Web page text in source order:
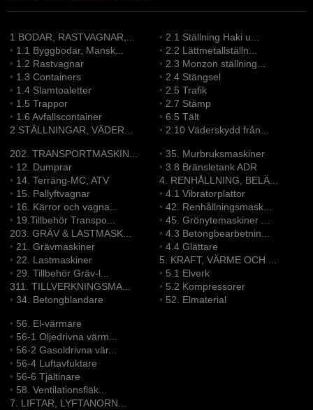
1 BODAR, RASTVAGNAR,...
• 1.1 Byggbodar, Mansk...
• 1.2 Rastvagnar
• 1.3 Containers
• 1.4 Slamtoaletter
• 1.5 Trappor
• 1.6 Avfallscontainer
2 STÄLLNINGAR, VÄDER...
• 2.1 Ställning Haki u...
• 2.2 Lättmetallställn...
• 2.3 Monzon ställning...
• 2.4 Stängsel
• 2.5 Trafik
• 2.7 Stämp
•6.5 Tält
• 2.10 Väderskydd från...
202. TRANSPORTMASKIN...
• 12. Dumprar
• 14. Terräng-MC, ATV
• 15. Pallyftvagnar
• 16. Kärror och vagna...
• 19.Tillbehör Transpo...
203. GRÄV & LASTMASK...
• 21. Grävmaskiner
• 22. Lastmaskiner
• 29. Tillbehör Gräv-l...
311. TILLVERKNINGSMA...
•34. Betongblandare
•35. Murbruksmaskiner
•3.8 Bränsletank ADR
4. RENHÅLLNING, BELÄ...
•4.1 Vibratorplattor
•42. Renhållningsmask...
•45. Grönytemaskiner ...
•4.3 Betongbearbetnin...
•4.4 Glättare
5. KRAFT, VÄRME OCH ...
• 5.1 Elverk
• 5.2 Kompressorer
• 52. Elmaterial
• 56. El-värmare
• 56-1 Oljedrivna värm...
• 56-2 Gasoldrivna vär...
• 56-4 Luftavfuktare
• 56-6 Tjältinare
• 58. Ventilationsfläk...
7. LIFTAR, LYFTANORN...